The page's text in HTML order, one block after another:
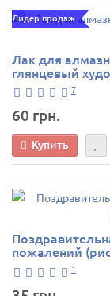
Лидер продаж
Лак для
глянцевый
7
60 грн.
Купить
пожалений
1